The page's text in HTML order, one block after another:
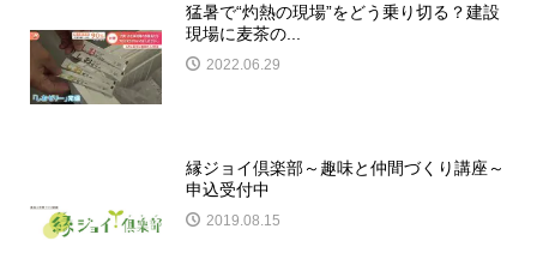
猛暑で“灼熱の現場”をどう乗り切る？建設
現場に麦茶の...
2022.06.29
縁ジョイ倶楽部～趣味と仲間づくり講座～
申込受付中
2019.08.15